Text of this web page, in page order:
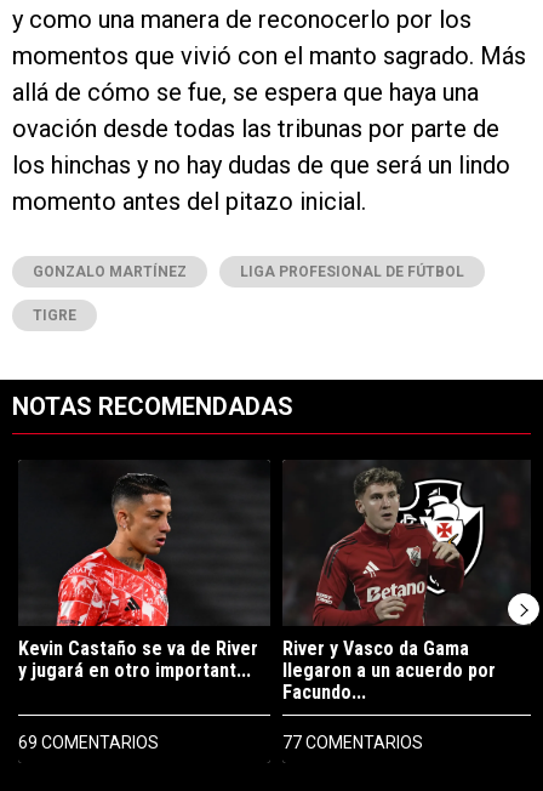
y como una manera de reconocerlo por los
momentos que vivió con el manto sagrado. Más
allá de cómo se fue, se espera que haya una
ovación desde todas las tribunas por parte de
los hinchas y no hay dudas de que será un lindo
momento antes del pitazo inicial.
GONZALO MARTÍNEZ LIGA PROFESIONAL DE FÚTBOL
TIGRE
NOTAS RECOMENDADAS
Un artículo de tendencia con el título "Kevin Castaño se va de
Kevin Castaño se va de River
y jugará en otro important...
69 COMENTARIOS
Un artículo de tendencia con el
River y Vasco da Gama
llegaron a un acuerdo por
Facundo...
77 COMENTARIOS